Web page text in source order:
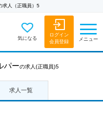
求人（正職員）5
気になる
ログイン
会員登録
メニュー
パーの求人 (正職員)5
求人一覧